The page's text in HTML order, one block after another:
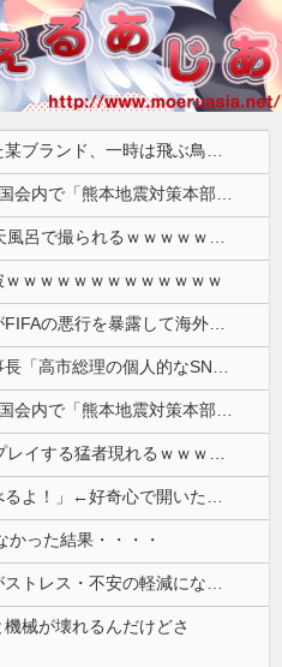
あっち系御用達で有名になった某ブランド、一時は飛ぶ鳥を落とす勢いだったが今期の業績は……
（ ´_ゝ`）中道・立憲・公明、国会内で「熊本地震対策本部会議」各省庁からヒアリング・現地から意見聴取「パーティション、人手、宿泊施設の不足や、外国人実習生の方々にも対応してほしい」今日の午後、政府に要望書を提出
【画像】24歳の人妻さん、露天風呂で撮られるｗｗｗｗｗｗｗｗｗｗｗｗｗｗｗｗｗ
ｗｗｗｗｗｗｗｗｗｗｗｗｗ
海外「凄い時代だ」ヨルダンがFIFAの悪行を暴露して海外大騒ぎ！（海外の反応）
【速報】森山裕・自民党前幹事長「高市総理の個人的なSNS投稿が習近平主席を怒らせた」
（ ´_ゝ`）中道・立憲・公明、国会内で「熊本地震対策本部会議」各省庁からヒアリング・現地から意見聴取「パーティション、人手、宿泊施設の不足や、...
【嫉妬罪】JK相手に赤ちゃんプレイする猛者現れるｗｗｗｗｗ
【悲報】「ブロック人数を調べるよ！」←好奇心で開いたら終わるサイトだった【HotTweets】
かった結果・・・・
【朗報】かわいい動物の動画がストレス・不安の軽減になる可能性。英大学の研究で実証
機械が壊れるんだけどさ